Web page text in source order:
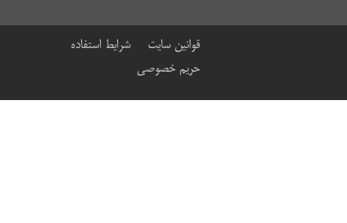
قوانین سایت
شرایط استفاده
حریم خصوصی